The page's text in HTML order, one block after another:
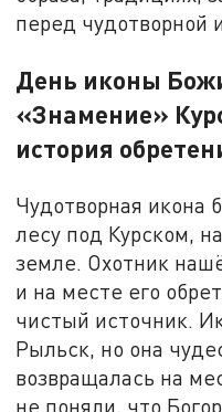
перед чудотворной
День иконы
«Знамение»
история
Чудотворная икона
лесу под Курском,
земле. Охотник
и на месте его
чистый источник.
Рыльск, но она
возвращалась на
не поняли, что